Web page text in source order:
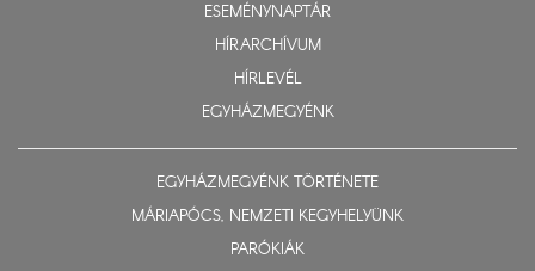
ESEMÉNYNAPTÁR
HÍRARCHÍVUM
HÍRLEVÉL
EGYHÁZMEGYÉNK
EGYHÁZMEGYÉNK TÖRTÉNETE
MÁRIAPÓCS, NEMZETI KEGYHELYÜNK
PARÓKIÁK